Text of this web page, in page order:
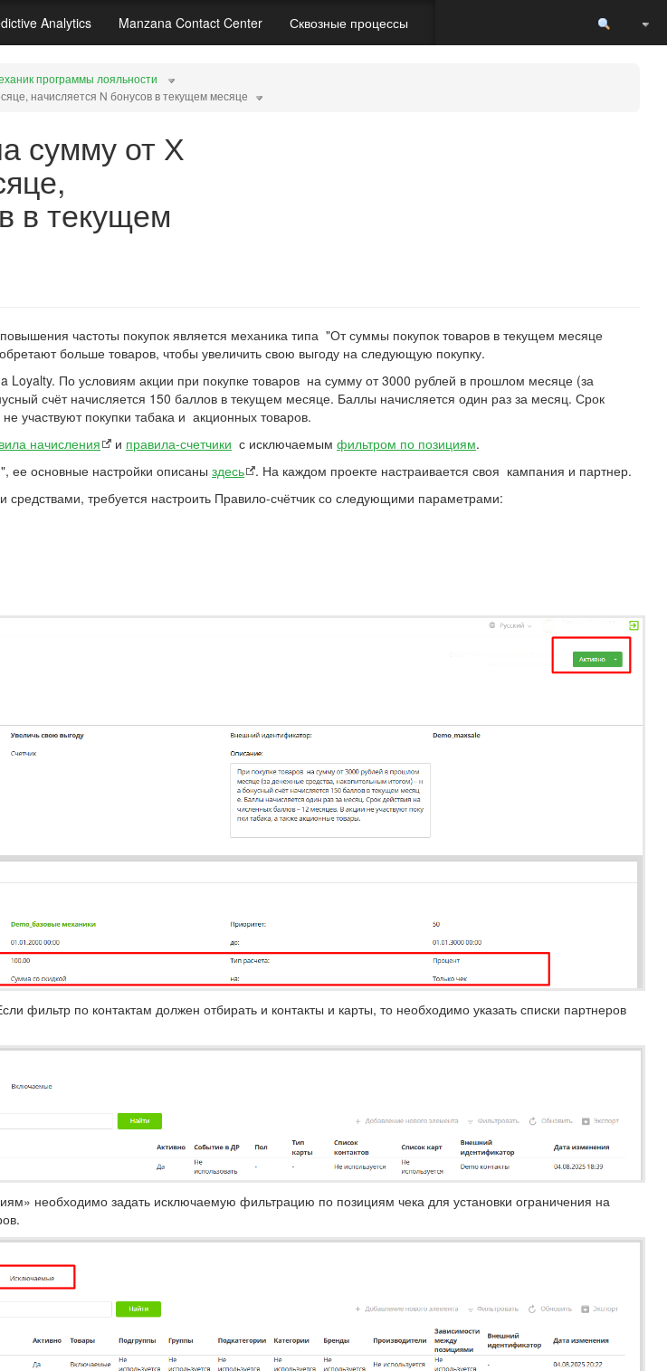
Analytics Manzana Contact Center Сквозные процессы
программы лояльности
начисляется N бонусов в текущем месяце
сумму от Х
в текущем
частоты покупок является механика типа "От суммы покупок товаров в текущем месяце
больше товаров, чтобы увеличить свою выгоду на следующую покупку.
Loyalty. По условиям акции при покупке товаров на сумму от 3000 рублей в прошлом месяце (за
счёт начисляется 150 баллов в текущем месяце. Баллы начисляется один раз за месяц. Срок
участвуют покупки табака и акционных товаров.
начисления и правила-счетчики с исключаемым фильтром по позициям.
ее основные настройки описаны здесь
. На каждом проекте настраивается своя кампания и партнер.
требуется настроить Правило-счётчик со следующими параметрами:
фильтр по контактам должен отбирать и контакты и карты, то необходимо указать списки партнеров
необходимо задать исключаемую фильтрацию по позициям чека для установки ограничения на